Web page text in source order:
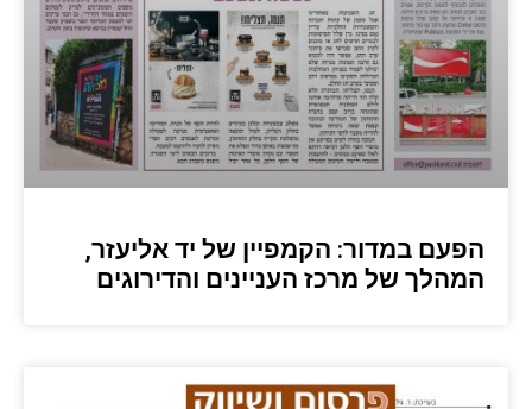
הפעם במדור: הקמפיין של יד אליעזר,
המהלך של מרכז העניינים והדירוגים